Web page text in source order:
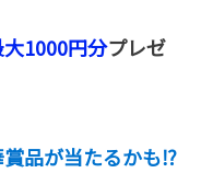
1000円分プレゼ
品が当たるかも⁉